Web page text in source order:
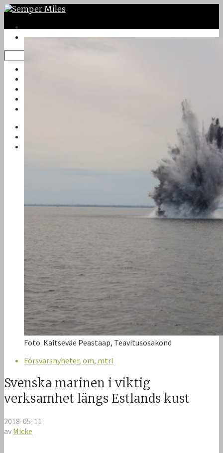
Foto: Kaitseväe Peastaap, Teavitusosakond
Försvarsnyheter, om, mtrl
Svenska marinen i viktig
verksamhet längs Estlands kust
2018-05-11
av Micke